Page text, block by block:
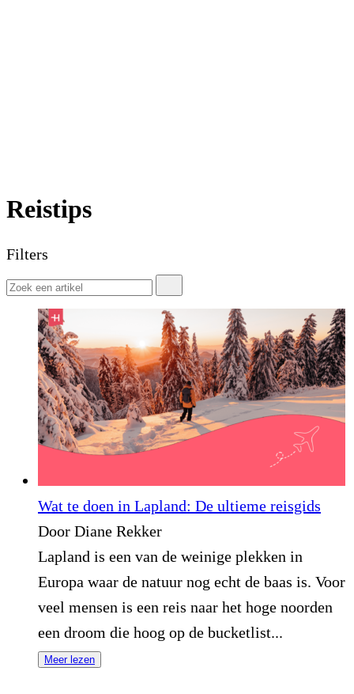
Reistips
Filters
Wat te doen in Lapland: De ultieme reisgids
Door Diane Rekker
Lapland is een van de weinige plekken in
Europa waar de natuur nog echt de baas is. Voor
veel mensen is een reis naar het hoge noorden
een droom die hoog op de bucketlist...
Meer lezen